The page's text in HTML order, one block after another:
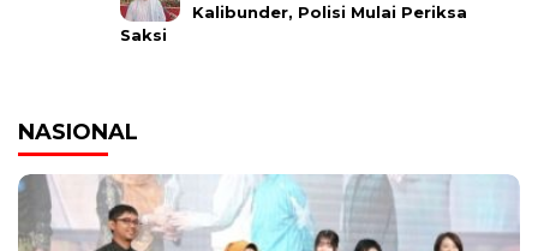
Kalibunder, Polisi Mulai Periksa
Saksi
NASIONAL